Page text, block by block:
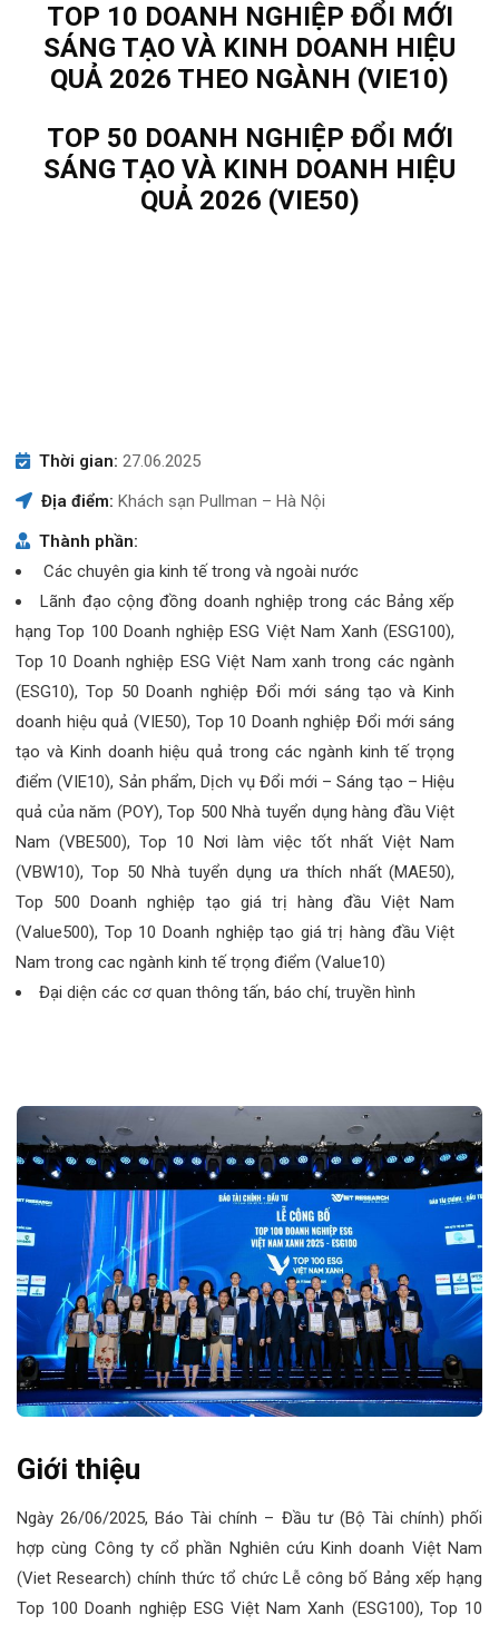
TOP 10 DOANH NGHIỆP ĐỔI MỚI
SÁNG TẠO VÀ KINH DOANH HIỆU
QUẢ 2026 THEO NGÀNH (VIE10)
TOP 50 DOANH NGHIỆP ĐỔI MỚI
SÁNG TẠO VÀ KINH DOANH HIỆU
QUẢ 2026 (VIE50)
Thời gian: 27.06.2025
Địa điểm: Khách sạn Pullman – Hà Nội
Thành phần:
Các chuyên gia kinh tế trong và ngoài nước
Lãnh đạo cộng đồng doanh nghiệp trong các Bảng xếp
hạng Top 100 Doanh nghiệp ESG Việt Nam Xanh (ESG100),
Top 10 Doanh nghiệp ESG Việt Nam xanh trong các ngành
(ESG10), Top 50 Doanh nghiệp Đổi mới sáng tạo và Kinh
doanh hiệu quả (VIE50), Top 10 Doanh nghiệp Đổi mới sáng
tạo và Kinh doanh hiệu quả trong các ngành kinh tế trọng
điểm (VIE10), Sản phẩm, Dịch vụ Đổi mới – Sáng tạo – Hiệu
quả của năm (POY), Top 500 Nhà tuyển dụng hàng đầu Việt
Nam (VBE500), Top 10 Nơi làm việc tốt nhất Việt Nam
(VBW10), Top 50 Nhà tuyển dụng ưa thích nhất (MAE50),
Top 500 Doanh nghiệp tạo giá trị hàng đầu Việt Nam
(Value500), Top 10 Doanh nghiệp tạo giá trị hàng đầu Việt
Nam trong cac ngành kinh tế trọng điểm (Value10)
Đại diện các cơ quan thông tấn, báo chí, truyền hình
Giới thiệu
Ngày 26/06/2025, Báo Tài chính – Đầu tư (Bộ Tài chính) phối
hợp cùng Công ty cổ phần Nghiên cứu Kinh doanh Việt Nam
(Viet Research) chính thức tổ chức Lễ công bố Bảng xếp hạng
Top 100 Doanh nghiệp ESG Việt Nam Xanh (ESG100), Top 10